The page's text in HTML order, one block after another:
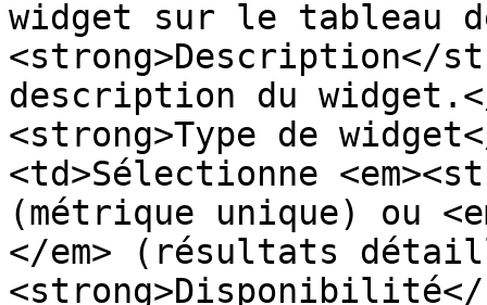
widget sur le tableau
<strong>Description</
description du
<strong>Type de
<td>Sélectionne
(métrique unique) ou
</em> (résultats